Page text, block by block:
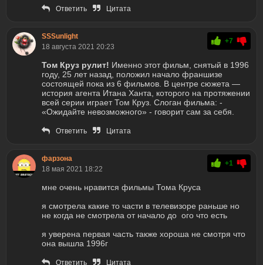
Ответить Цитата
SSSunlight
18 августа 2021 20:23
+7
Том Круз рулит! Именно этот фильм, снятый в 1996
году, 25 лет назад, положил начало франшизе
состоящей пока из 6 фильмов. В центре сюжета —
история агента Итана Ханта, которого на протяжении
всей серии играет Том Круз. Слоган фильма: -
«Ожидайте невозможного» - говорит сам за себя.
Ответить Цитата
фарзона
18 мая 2021 18:22
+1
мне очень нравится фильмы Тома Круса
я смотрела какие то части в телевизоре раньше но
не когда не смотрела от начало до ого что есть
я уверена первая часть также хороша не смотря что
она вышла 1996г
Ответить Цитата